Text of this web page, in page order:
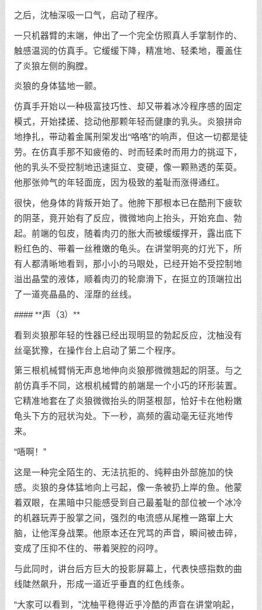
之后，沈柚深吸一口气，启动了程序。
一只机器臂的末端，伸出了一个完全仿照真人手掌制作的、
触感温润的仿真手。它缓缓下降，精准地、轻柔地，覆盖住
了炎狼左侧的胸膛。
炎狼的身体猛地一颤。
仿真手开始以一种极富技巧性、却又带着冰冷程序感的固定
模式，开始揉搓、捻动他那颗年轻而健康的乳头。炎狼拼命
地挣扎，带动着金属刑架发出“咯咯”的响声，但这一切都是徒
劳。在仿真手那不知疲倦的、时而轻柔时而用力的挑逗下，
他的乳头不受控制地迅速挺立、变硬，像一颗熟透的茱萸。
他那张帅气的年轻面庞，因为极致的羞耻而涨得通红。
很快，他身体的背叛开始了。他胯下那根本已在酷刑下疲软
的阴茎，竟开始有了反应，微微地向上抬头，开始充血、勃
起。前端的包皮，随着肉刃的胀大而被缓缓撑开，露出底下
粉红色的、带着一丝稚嫩的龟头。在讲堂明亮的灯光下，所
有人都清晰地看到，那小小的马眼处，已经开始不受控制地
溢出晶莹的液体，顺着肉刃的轮廓滑下，在挺立的顶端拉出
了一道亮晶晶的、淫靡的丝线。
#### **声（3）**
看到炎狼那年轻的性器已经出现明显的勃起反应，沈柚没有
丝毫犹豫，在操作台上启动了第二个程序。
第三根机械臂悄无声息地伸向炎狼那微微翘起的阴茎。与之
前仿真手不同，这根机械臂的前端是一个小巧的环形装置。
它精准地套在了炎狼微微抬头的阴茎根部，恰好卡在他粉嫩
龟头下方的冠状沟处。下一秒，高频的震动毫无征兆地传
来。
“唔啊！”
这是一种完全陌生的、无法抗拒的、纯粹由外部施加的快
感。炎狼的身体猛地向上弓起，像一条被扔上岸的鱼。他蒙
着双眼，在黑暗中只能感受到自己最羞耻的部位被一个冰冷
的机器玩弄于股掌之间，强烈的电流感从尾椎一路窜上大
脑，让他浑身战栗。他原本还在咒骂的声音，瞬间被击碎，
变成了压抑不住的、带着哭腔的闷哼。
与此同时，讲台后方巨大的投影屏幕上，代表快感指数的曲
线陡然飙升，形成一道近乎垂直的红色线条。
“大家可以看到，”沈柚平稳得近乎冷酷的声音在讲堂响起，